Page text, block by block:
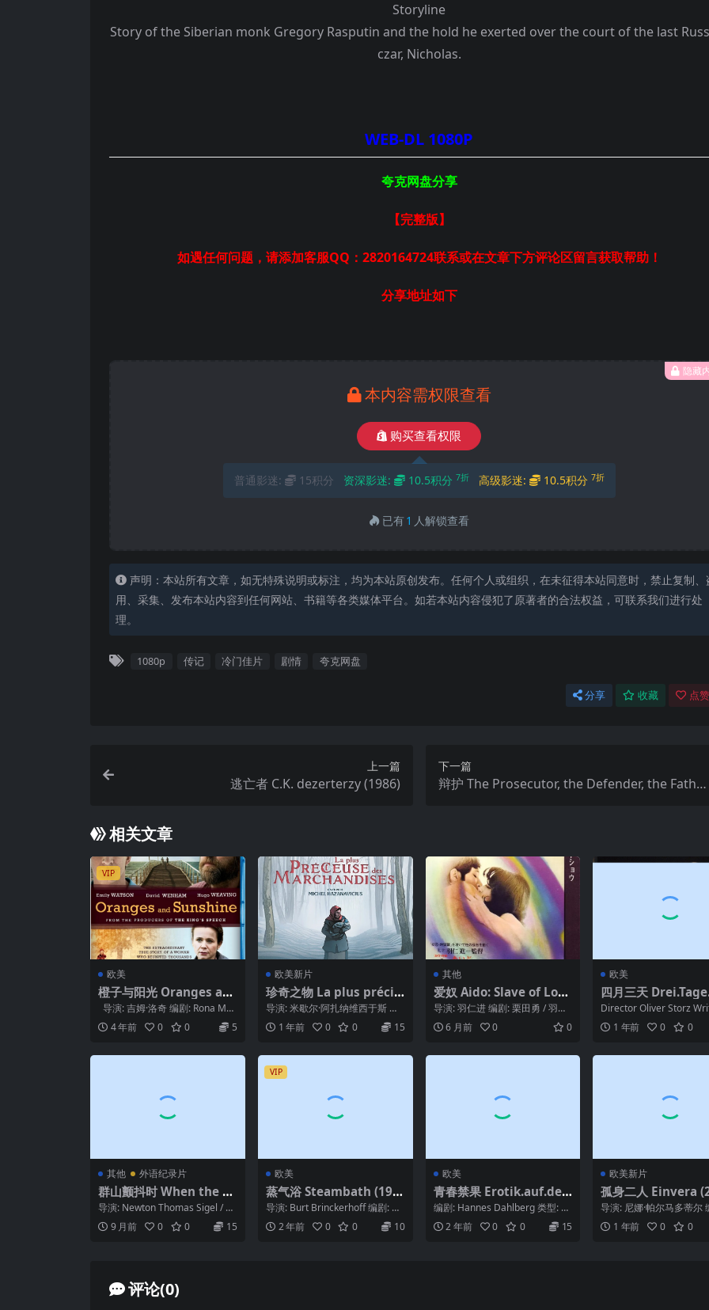
Storyline
Story of the Siberian monk Gregory Rasputin and the hold he exerted over the court of the last
czar, Nicholas.
WEB-DL 1080P
夸克网盘分享
【完整版】
如遇任何问题，请添加客服QQ：2820164724联系或在文章下方评论区留言获取帮助！
分享地址如下
隐藏
本内容需权限查看
购买查看权限
普通影迷: 15积分 资深影迷: 10.5积分 7折 高级影迷: 10.5积分 7折
已有1 人解锁查看
声明：本站所有文章，如无特殊说明或标注，均为本站原创发布。任何个人或组织，在未征得本站同意时，禁止复制、
用、采集、发布本站内容到任何网站、书籍等各类媒体平台。如若本站内容侵犯了原著者的合法权益，可联系我们进行处
理。
1080p 传记 冷门佳片 剧情 夸克网盘
分享 收藏 点
上一篇
逃亡者 C.K. dezerterzy (1986)
下一篇
辩护 The Prosecutor, the Defender, the Father
相关文章
VIP
欧美
橙子与阳光 Oranges an
d Sunshine (2010)
导演: 吉姆·洛奇 编剧: Rona Mu
nro / Margar...
4 年前 0 0 5
欧美新片
珍奇之物 La plus précie
use des marchandises
(2024)
导演: 米歇尔·阿扎纳维西于斯 编
剧: 让-克劳德·古卢姆伯格 / 米歇
尔·阿扎...
1 年前 0 0 15
其他
爱奴 Aido: Slave of Love
1969
导演: 羽仁进 编剧: 栗田勇 / 羽仁
进 主演: 河原崎建三 / 末政百
合 /...6 月前 0 0
欧美
四月三天
pril.1995
Director Oliver Storz
ver Stor...
1 年前 0 0
其他 外语纪录片
群山颤抖时 When the M
ountains Tremble (198
3)
导演: Newton Thomas Sigel / Pa
mela Yates 类...
9 月前 0 0 15
VIP
欧美
蒸气浴 Steambath (197
3)
导演: Burt Brinckerhoff 编剧: 布
鲁斯·杰·弗里德曼 主演:...
2 年前 0 0 10
欧美
青春禁果 Erotik.auf.der.
Schulbank.1968
编剧: Hannes Dahlberg 类型: 剧
情 / 喜剧 制片国家/地区:...
2 年前 0 0 15
欧美新片
孤身二人 Einvera
导演: 尼娜·帕尔马多蒂尔
纳·鲁纳森 主演: 斯罗斯特
纳松...1 年前 0 0
评论(0)